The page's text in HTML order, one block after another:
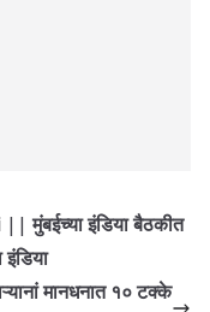
इंडिया बैठकीत
मानधनात १० टक्के